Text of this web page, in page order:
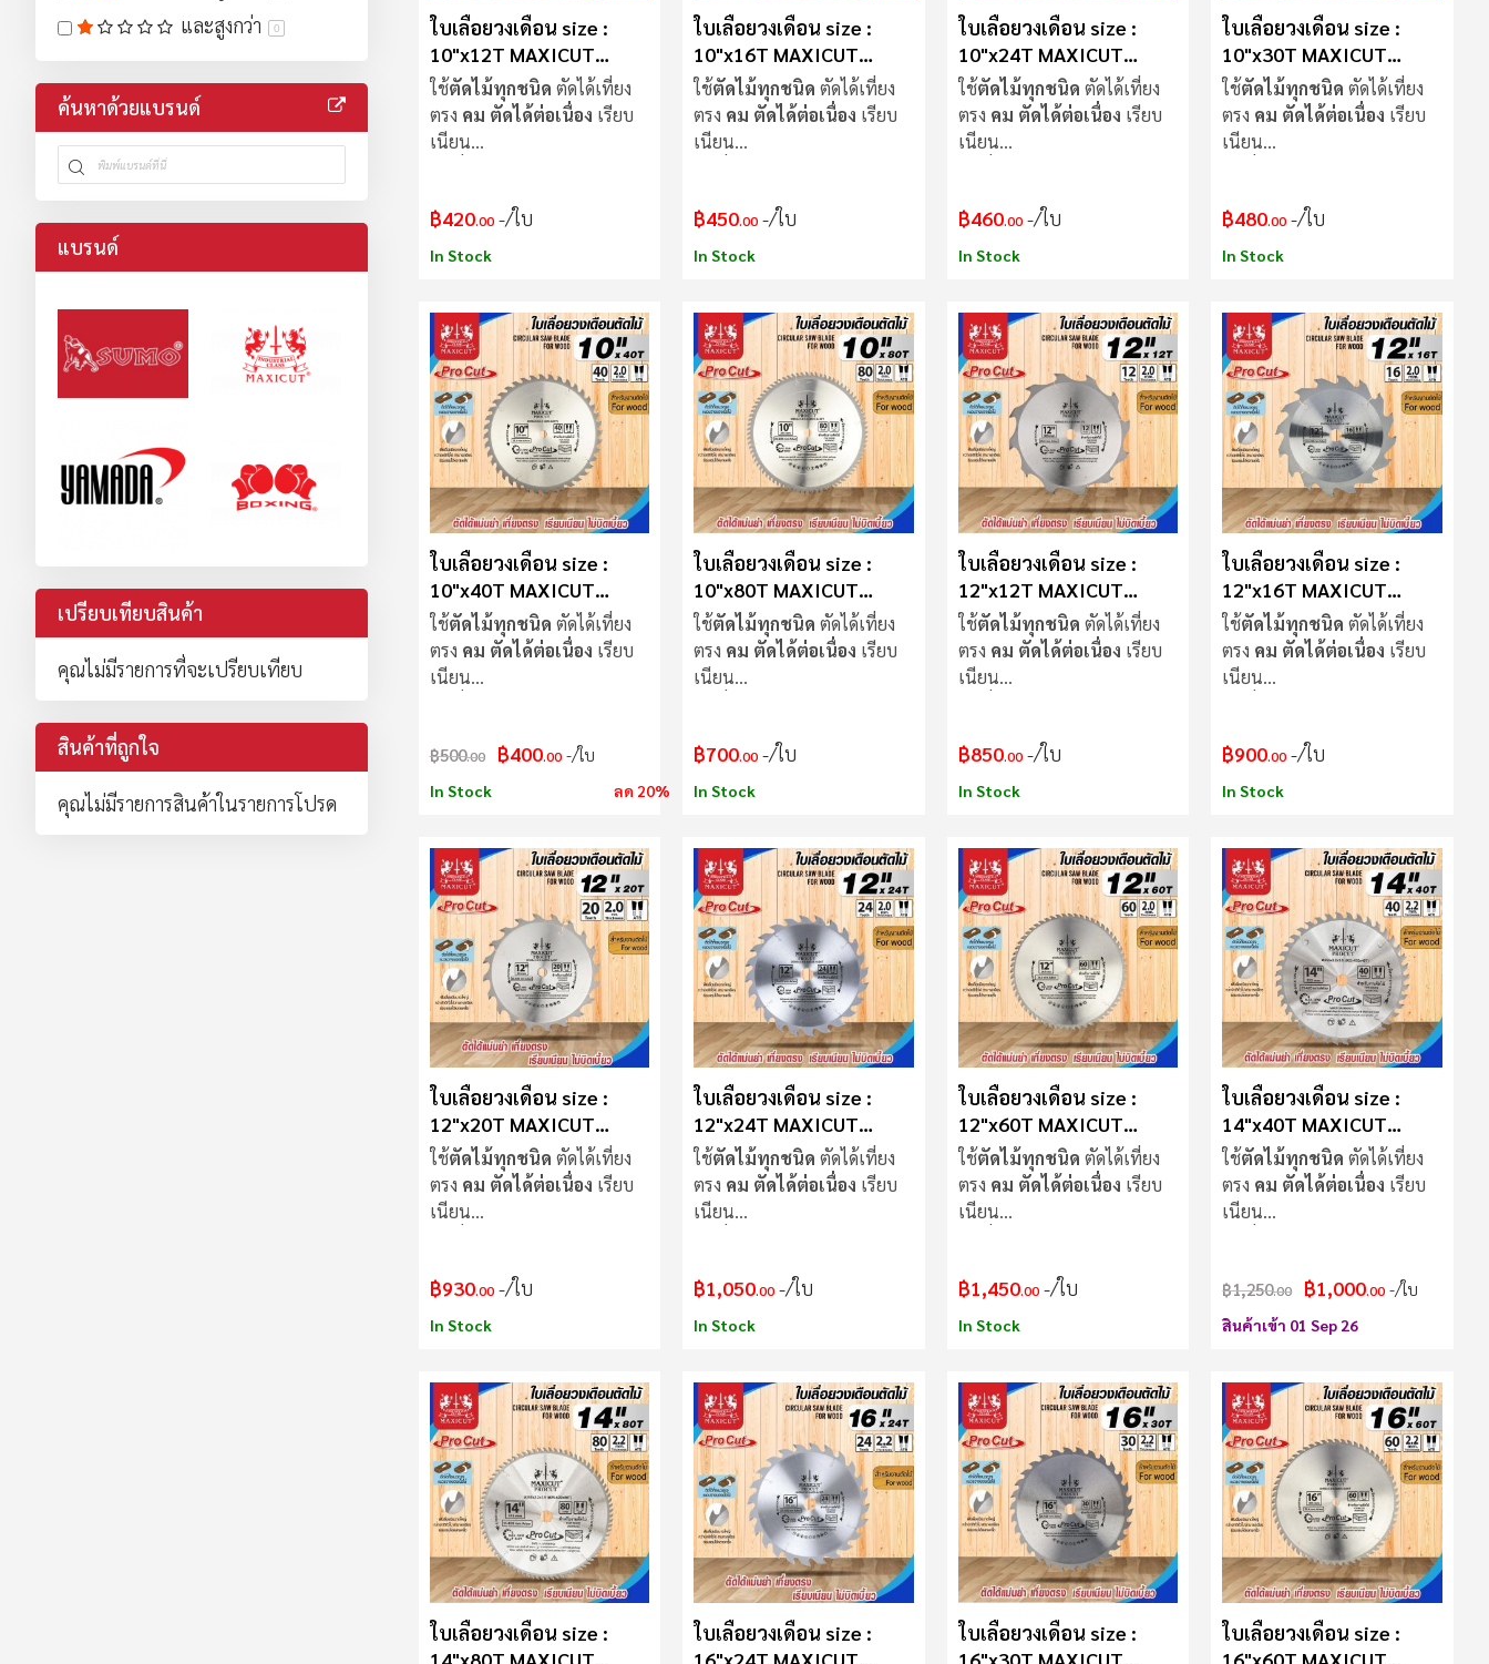
ใบเลื่อยวงเดือน size :
10"x12T MAXICUT
Procut
ใช้ตัดไม้ทุกชนิด ตัดได้เที่ยง
ตรง คม ตัดได้ต่อเนื่อง เรียบ
เนียน
฿420.00 /ใบ
In Stock
ใบเลื่อยวงเดือน size :
10"x16T MAXICUT
Procut
ใช้ตัดไม้ทุกชนิด ตัดได้เที่ยง
ตรง คม ตัดได้ต่อเนื่อง เรียบ
เนียน
฿450.00 /ใบ
In Stock
ใบเลื่อยวงเดือน size :
10"x24T MAXICUT
Super cut
ใช้ตัดไม้ทุกชนิด ตัดได้เที่ยง
ตรง คม ตัดได้ต่อเนื่อง เรียบ
เนียน
฿460.00 /ใบ
In Stock
ใบเลื่อยวงเดือน size :
10"x30T MAXICUT
Procut
ใช้ตัดไม้ทุกชนิด ตัดได้เที่ยง
ตรง คม ตัดได้ต่อเนื่อง เรียบ
เนียน
฿480.00 /ใบ
In Stock
ใบเลื่อยวงเดือน size :
10"x40T MAXICUT
Procut
ใช้ตัดไม้ทุกชนิด ตัดได้เที่ยง
ตรง คม ตัดได้ต่อเนื่อง เรียบ
เนียน
฿500.00 ฿400.00 /ใบ
In Stock ลด 20%
ใบเลื่อยวงเดือน size :
10"x80T MAXICUT
Procut
ใช้ตัดไม้ทุกชนิด ตัดได้เที่ยง
ตรง คม ตัดได้ต่อเนื่อง เรียบ
เนียน
฿700.00 /ใบ
In Stock
ใบเลื่อยวงเดือน size :
12"x12T MAXICUT
Procut
ใช้ตัดไม้ทุกชนิด ตัดได้เที่ยง
ตรง คม ตัดได้ต่อเนื่อง เรียบ
เนียน
฿850.00 /ใบ
In Stock
ใบเลื่อยวงเดือน size :
12"x16T MAXICUT
Procut
ใช้ตัดไม้ทุกชนิด ตัดได้เที่ยง
ตรง คม ตัดได้ต่อเนื่อง เรียบ
เนียน
฿900.00 /ใบ
In Stock
ใบเลื่อยวงเดือน size :
12"x20T MAXICUT
Procut
ใช้ตัดไม้ทุกชนิด ตัดได้เที่ยง
ตรง คม ตัดได้ต่อเนื่อง เรียบ
เนียน
฿930.00 /ใบ
In Stock
ใบเลื่อยวงเดือน size :
12"x24T MAXICUT
Procut
ใช้ตัดไม้ทุกชนิด ตัดได้เที่ยง
ตรง คม ตัดได้ต่อเนื่อง เรียบ
เนียน
฿1,050.00 /ใบ
In Stock
ใบเลื่อยวงเดือน size :
12"x60T MAXICUT
Procut
ใช้ตัดไม้ทุกชนิด ตัดได้เที่ยง
ตรง คม ตัดได้ต่อเนื่อง เรียบ
เนียน
฿1,450.00 /ใบ
In Stock
ใบเลื่อยวงเดือน size :
14"x40T MAXICUT
Procut
ใช้ตัดไม้ทุกชนิด ตัดได้เที่ยง
ตรง คม ตัดได้ต่อเนื่อง เรียบ
เนียน
฿1,250.00 ฿1,000.00 /ใบ
สินค้าเข้า 01 Sep 26
ใบเลื่อยวงเดือน size :
ใบเลื่อยวงเดือน size :
ใบเลื่อยวงเดือน size :
ใบเลื่อยวงเดือน size :
และสูงกว่า 0
ค้นหาด้วยแบรนด์
แบรนด์
เปรียบเทียบสินค้า
คุณไม่มีรายการที่จะเปรียบเทียบ
สินค้าที่ถูกใจ
คุณไม่มีรายการสินค้าในรายการโปรด